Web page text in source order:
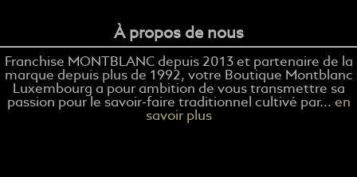
À propos de nous
Franchise MONTBLANC depuis 2013 et partenaire de la
marque depuis plus de 1992, votre Boutique Montblanc
Luxembourg a pour ambition de vous transmettre sa
passion pour le savoir-faire traditionnel cultivé par... en
savoir plus